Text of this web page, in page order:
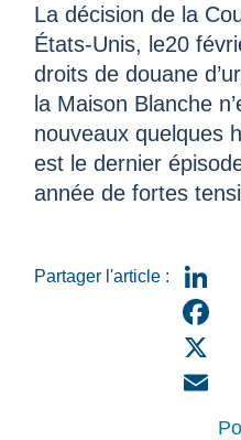
La décision de la
États-Unis, le20
droits de douane
la Maison Blanche
nouveaux quelques
est le dernier
année de fortes
Partager l'article :
LinkedIn
X
Email